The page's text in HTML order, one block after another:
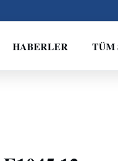
HABERLER TÜM